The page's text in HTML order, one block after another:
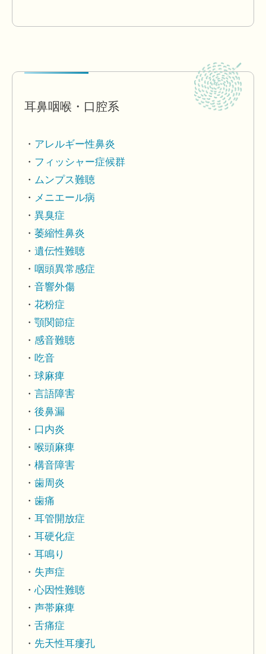
耳鼻咽喉・口腔系
アレルギー性鼻炎
フィッシャー症候群
ムンプス難聴
メニエール病
異臭症
萎縮性鼻炎
遺伝性難聴
咽頭異常感症
音響外傷
花粉症
顎関節症
感音難聴
吃音
球麻痺
言語障害
後鼻漏
口内炎
喉頭麻痺
構音障害
歯周炎
歯痛
耳管開放症
耳硬化症
耳鳴り
失声症
心因性難聴
声帯麻痺
舌痛症
先天性耳瘻孔